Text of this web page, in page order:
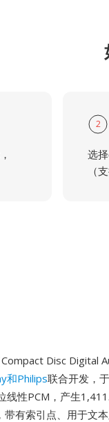
2
选
（
Disc Digital
和Philips联合开发，
线性PCM，产生
带有索引点、用于文